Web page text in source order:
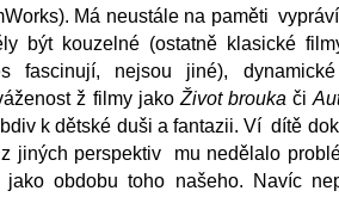
Má neustále na paměti
být kouzelné (ostatně klasické
fascinují, nejsou jiné),
ž filmy jako Život brouka či
k dětské duši a fantazii. Ví dítě
jiných perspektiv mu nedělalo
obdobu toho našeho. Navíc